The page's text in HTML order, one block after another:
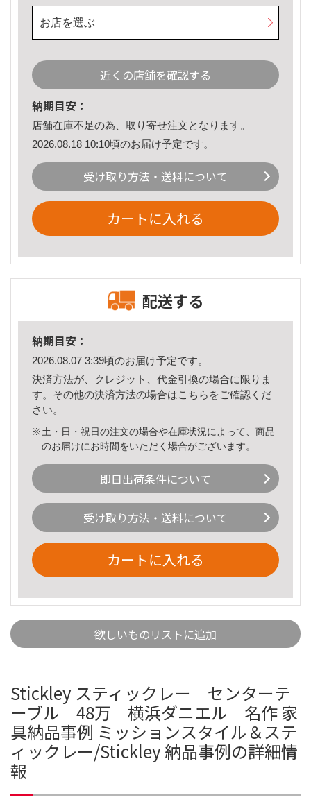
お店を選ぶ
近くの店舗を確認する
納期目安：
店舗在庫不足の為、取り寄せ注文となります。
2026.08.18 10:10頃のお届け予定です。
受け取り方法・送料について
カートに入れる
配送する
納期目安：
2026.08.07 3:39頃のお届け予定です。
決済方法が、クレジット、代金引換の場合に限りま
す。その他の決済方法の場合はこちら をご確認くだ
さい。
※土・日・祝日の注文の場合や在庫状況によって、商品
のお届けにお時間をいただく場合がございます。
即日出荷条件について
受け取り方法・送料について
カートに入れる
欲しいものリストに追加
Stickley スティックレー センターテ
ーブル 48万 横浜ダニエル 名作 家
具納品事例 ミッションスタイル＆ステ
ィックレー/Stickley 納品事例の詳細情
報